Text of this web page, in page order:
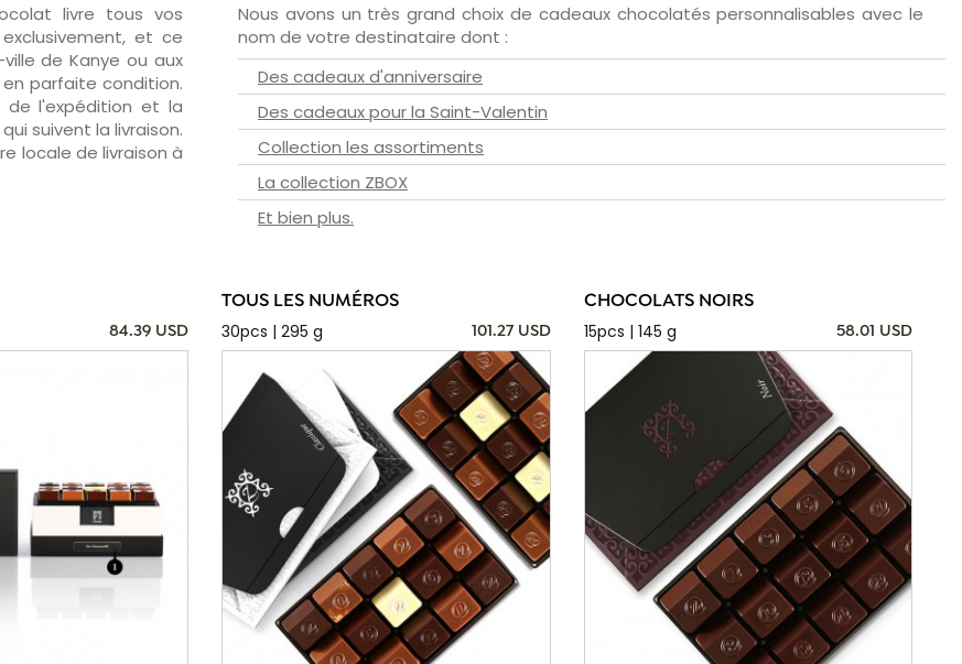
livre tous vos
et ce
de Kanye ou aux
parfaite condition.
de l'expédition et la
suivent la livraison.
locale de livraison à
Nous avons un très grand choix de cadeaux chocolatés personnalisables avec le
nom de votre destinataire dont :
Des cadeaux d'anniversaire
Des cadeaux pour la Saint-Valentin
Collection les assortiments
La collection ZBOX
Et bien plus.
84.39 USD
TOUS LES NUMÉROS
30pcs | 295 g
101.27 USD
CHOCOLATS NOIRS
15pcs | 145 g
58.01 USD